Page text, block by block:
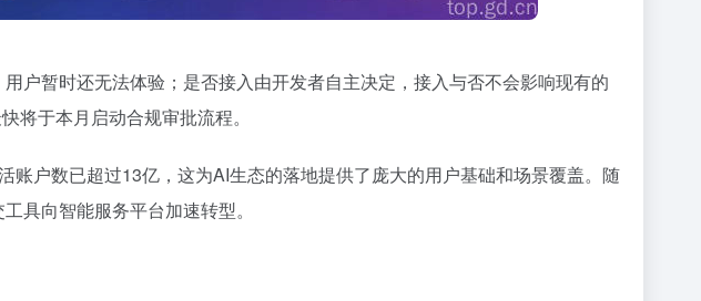
户暂时还无法体验；是否接入由开发者自主决定，接入与否不会影响现有的
将于本月启动合规审批流程。
账户数已超过13亿，这为AI生态的落地提供了庞大的用户基础和场景覆盖。随
具向智能服务平台加速转型。